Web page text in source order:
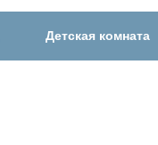
Детская комната